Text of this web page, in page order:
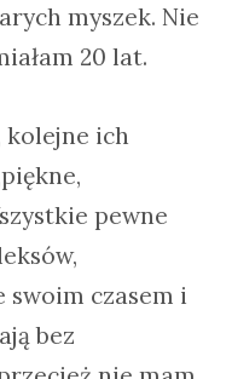
myszek. Nie
20 lat.
kolejne ich
pewne
swoim czasem i
bez